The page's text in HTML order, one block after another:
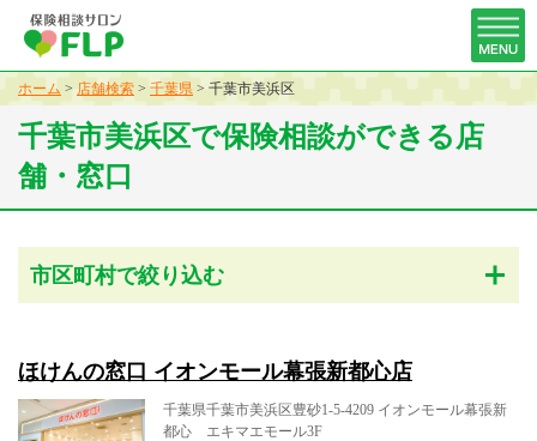
ホーム > 店舗検索 > 千葉県 > 千葉市美浜区
千葉市美浜区で保険相談ができる店
舗・窓口
市区町村で絞り込む
ほけんの窓口 イオンモール幕張新都心店
千葉県千葉市美浜区豊砂1-5-4209 イオンモール幕張新
都心 エキマエモール3F